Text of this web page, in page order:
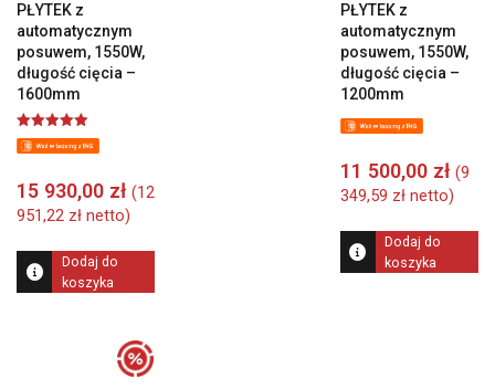
PŁYTEK z
automatycznym
posuwem, 1550W,
długość cięcia –
1600mm
Oceniono
5.00
15 930,00 zł (12
951,22 zł netto)
Dodaj do
koszyka
PŁYTEK z
automatycznym
posuwem, 1550W,
długość cięcia –
1200mm
11 500,00 zł (9
349,59 złnetto)
Dodaj do
koszyka